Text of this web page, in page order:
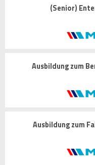
(Senior)
Ausbildung zum
Ausbildung zum